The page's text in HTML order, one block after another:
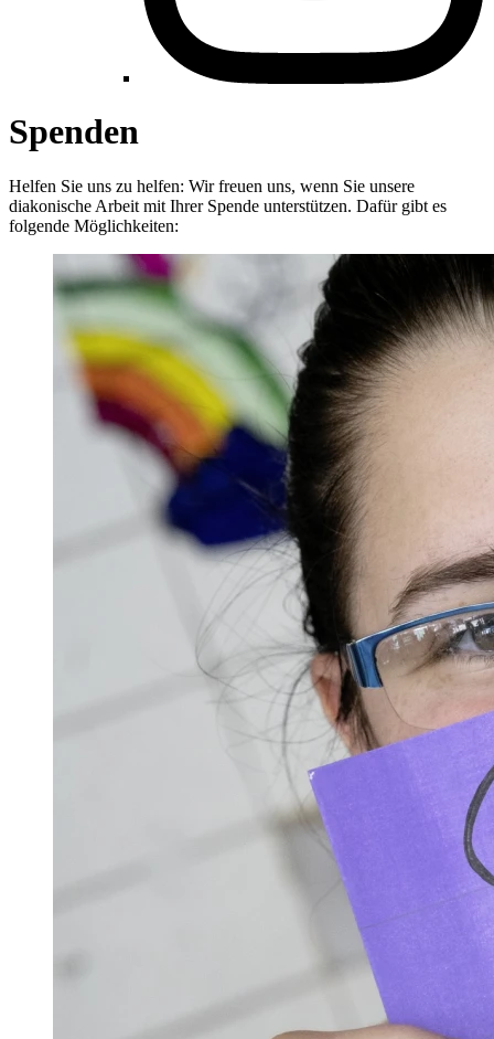
Spenden
Helfen Sie uns zu helfen: Wir freuen uns, wenn Sie unsere
diakonische Arbeit mit Ihrer Spende unterstützen. Dafür gibt es
folgende Möglichkeiten: